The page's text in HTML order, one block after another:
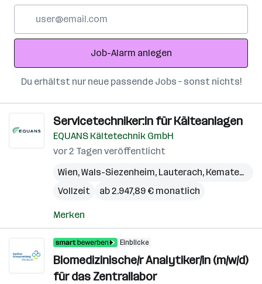
Adresse
Job-Alarm anlegen
Du erhältst nur neue passende Jobs – sonst nichts!
Servicetechniker:in für Kälteanlagen
EQUANS Kältetechnik GmbH
vor 2 Tagen veröffentlicht
Wien,Wals-Siezenheim, Lauterach, Kematen an der Krems
Vollzeit
ab 2.947,89 € monatlich
Merken
Einblicke
Biomedizinische/r Analytiker/in (m/w/d)
für das Zentrallabor